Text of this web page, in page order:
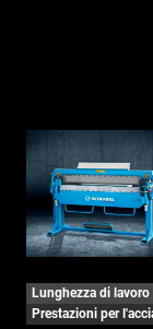
Lunghezza di lavoro
Prestazioni per